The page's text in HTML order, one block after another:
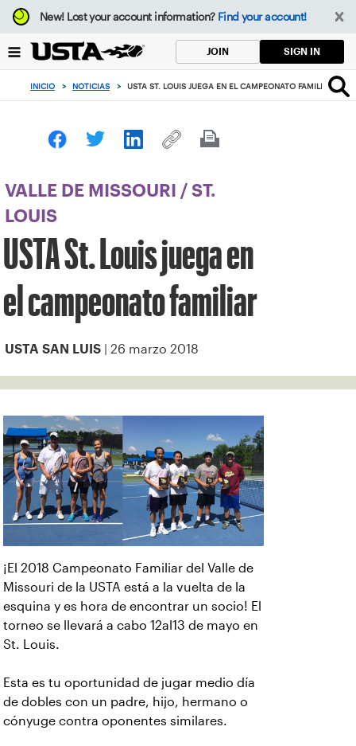
Enfoque
desde
botón
volver
principio
New!Lost your account information? Find your account!
JOIN SIGN IN
INICIO > NOTICIAS > USTA ST. LOUIS JUEGA EN EL CAMPEONATO FAMILIAR
VALLE DE MISSOURI / ST.
LOUIS
USTA St. Louis juega en
el campeonato familiar
USTA SAN LUIS | 26 marzo 2018
¡El 2018 Campeonato Familiar del Valle de
Missouri de la USTA está a la vuelta de la
esquina y es hora de encontrar un socio! El
torneo se llevará a cabo 12al13 de mayo en
St. Louis.
Esta es tu oportunidad de jugar medio día
de dobles con un padre, hijo, hermano o
cónyuge contra oponentes similares.